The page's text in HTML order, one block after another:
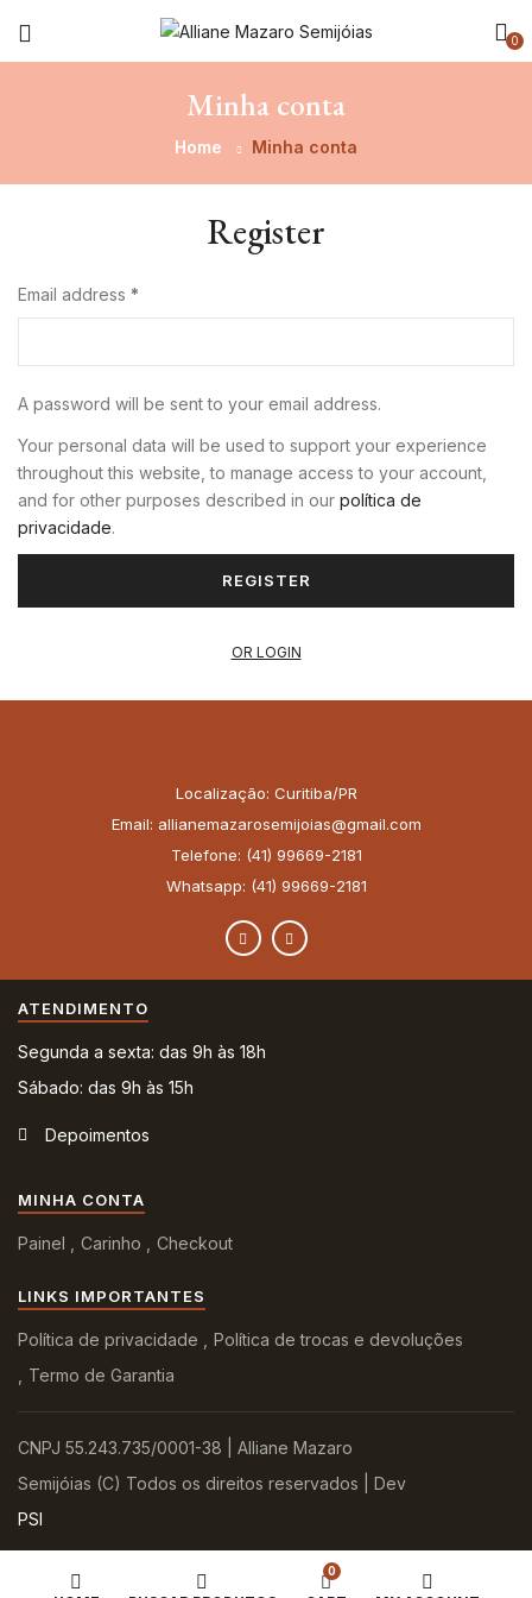
0
Minha conta
Home Minha conta
Register
Email address *
A password will be sent to your email address.
Your personal data will be used to support your experience
throughout this website, to manage access to your account,
and for other purposes described in our política de
privacidade.
REGISTER
OR LOGIN
Localização: Curitiba/PR
Email: allianemazarosemijoias@gmail.com
Telefone: (41) 99669-2181
Whatsapp: (41) 99669-2181
ATENDIMENTO
Segunda a sexta: das 9h às 18h
Sábado: das 9h às 15h
Depoimentos
MINHA CONTA
Painel Carinho Checkout
LINKS IMPORTANTES
Política de privacidade
Política de trocas e devoluções
Termo de Garantia
CNPJ 55.243.735/0001-38 | Alliane Mazaro
Semijóias (C) Todos os direitos reservados | Dev
PSI
0